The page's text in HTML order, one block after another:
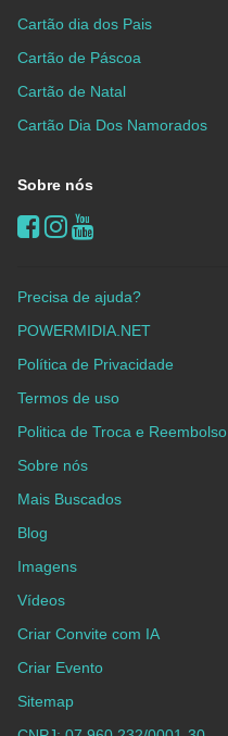
Cartão dia dos Pais
Cartão de Páscoa
Cartão de Natal
Cartão Dia Dos Namorados
Sobre nós
Precisa de ajuda?
POWERMIDIA.NET
Política de Privacidade
Termos de uso
Politica de Troca e Reembolso
Sobre nós
Mais Buscados
Blog
Imagens
Vídeos
Criar Convite com IA
Criar Evento
Sitemap